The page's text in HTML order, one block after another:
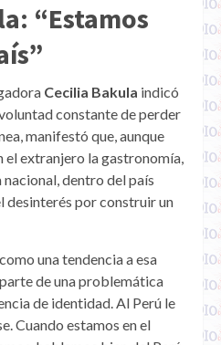
“Estamos
Cecilia Bakula indicó
constante de perder
manifestó que, aunque
el extranjero la gastronomía,
dentro del país
desinterés por construir un
una tendencia a esa
de una problemática
de identidad. Al Perú le
Cuando estamos en el